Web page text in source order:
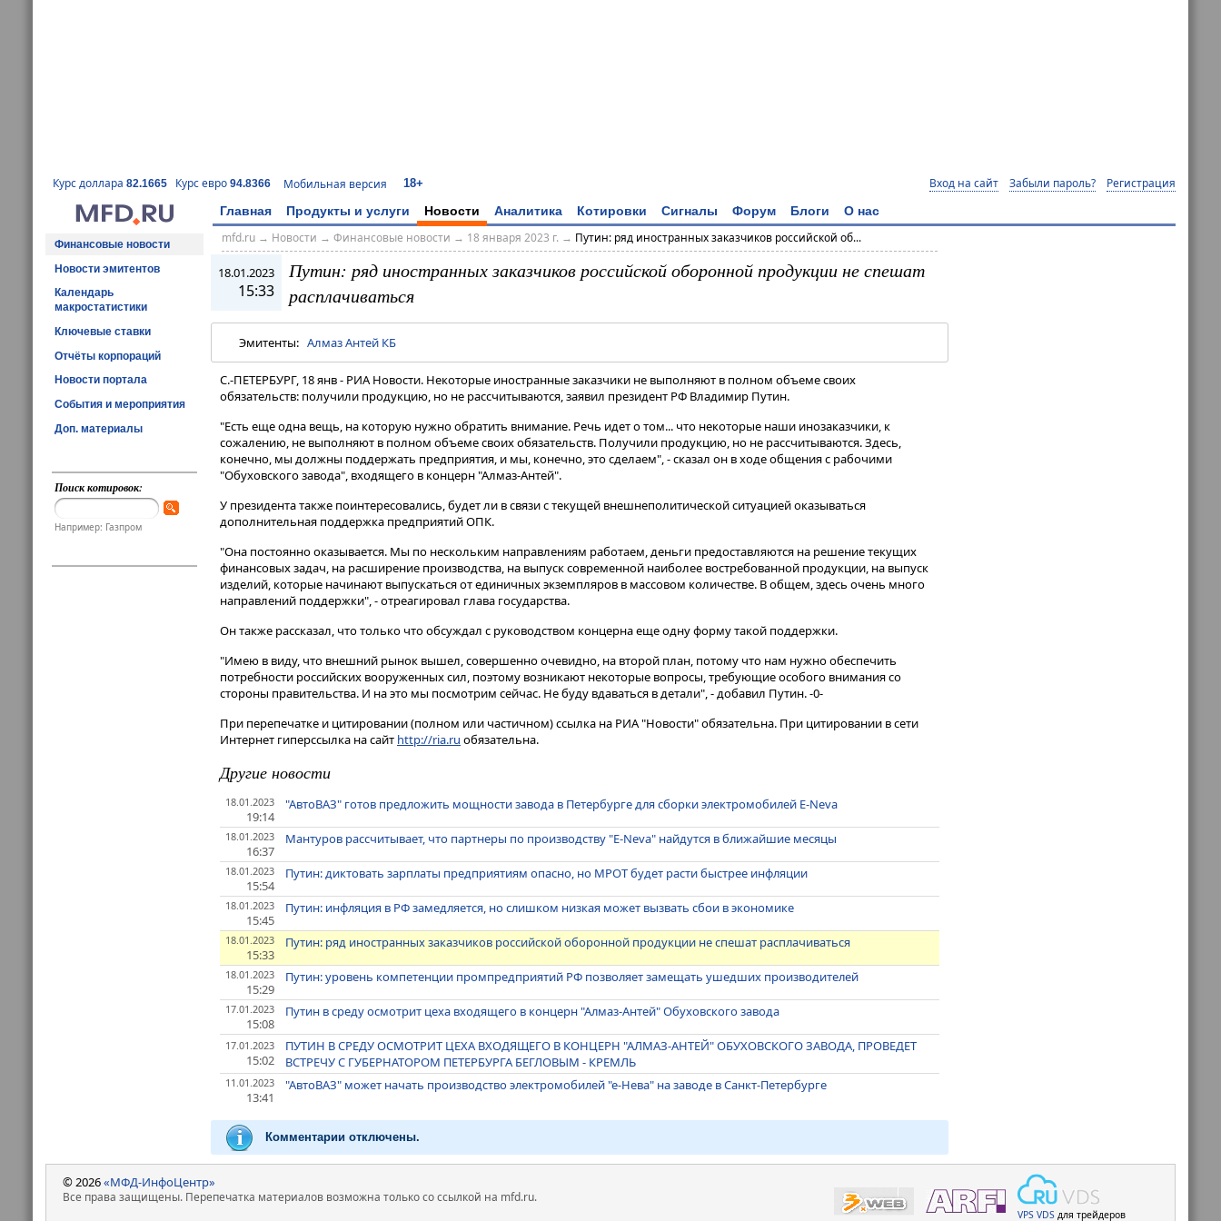
Курс доллара 82.1665 Курс евро 94.8366 Мобильная версия 18+ Вход на сайт Забыли пароль? Регистрация
Главная Продукты и услуги Новости Аналитика Котировки Сигналы Форум Блоги О нас
Финансовые новости
Новости эмитентов
Календарь
макростатистики
Ключевые ставки
Отчёты корпораций
Новости портала
События и мероприятия
Доп. материалы
Поиск котировок:
Например: Газпром
mfd.ru→ Новости → Финансовые новости → 18 января 2023 г. → Путин: ряд иностранных заказчиков российской об...
18.01.2023
15:33
Путин: ряд иностранных заказчиков российской оборонной продукции не спешат
расплачиваться
Эмитенты: Алмаз Антей КБ
С.-ПЕТЕРБУРГ, 18 янв - РИА Новости. Некоторые иностранные заказчики не выполняют в полном объеме своих
обязательств: получили продукцию, но не рассчитываются, заявил президент РФ Владимир Путин​​​.
"Есть еще одна вещь, на которую нужно обратить внимание. Речь идет о том... что некоторые наши инозаказчики, к
сожалению, не выполняют в полном объеме своих обязательств. Получили продукцию, но не рассчитываются. Здесь,
конечно, мы должны поддержать предприятия, и мы, конечно, это сделаем", - сказал он в ходе общения с рабочими
"Обуховского завода", входящего в концерн "Алмаз-Антей".
У президента также поинтересовались, будет ли в связи с текущей внешнеполитической ситуацией оказываться
дополнительная поддержка предприятий ОПК.
"Она постоянно оказывается. Мы по нескольким направлениям работаем, деньги предоставляются на решение текущих
финансовых задач, на расширение производства, на выпуск современной наиболее востребованной продукции, на выпуск
изделий, которые начинают выпускаться от единичных экземпляров в массовом количестве. В общем, здесь очень много
направлений поддержки", - отреагировал глава государства.
Он также рассказал, что только что обсуждал с руководством концерна еще одну форму такой поддержки.
"Имею в виду, что внешний рынок вышел, совершенно очевидно, на второй план, потому что нам нужно обеспечить
потребности российских вооруженных сил, поэтому возникают некоторые вопросы, требующие особого внимания со
стороны правительства. И на это мы посмотрим сейчас. Не буду вдаваться в детали", - добавил Путин. -0-
При перепечатке и цитировании (полном или частичном) ссылка на РИА "Новости" обязательна. При цитировании в сети
Интернет гиперссылка на сайт http://ria.ru обязательна.
Другие новости
18.01.2023
19:14
"АвтоВАЗ" готов предложить мощности завода в Петербурге для сборки электромобилей E-Neva
18.01.2023
16:37
Мантуров рассчитывает, что партнеры по производству "E-Neva" найдутся в ближайшие месяцы
18.01.2023
15:54
Путин: диктовать зарплаты предприятиям опасно, но МРОТ будет расти быстрее инфляции
18.01.2023
15:45
Путин: инфляция в РФ замедляется, но слишком низкая может вызвать сбои в экономике
18.01.2023
15:33
Путин: ряд иностранных заказчиков российской оборонной продукции не спешат расплачиваться
18.01.2023
15:29
Путин: уровень компетенции промпредприятий РФ позволяет замещать ушедших производителей
17.01.2023
15:08
Путин в среду осмотрит цеха входящего в концерн "Алмаз-Антей" Обуховского завода
17.01.2023
15:02
ПУТИН В СРЕДУ ОСМОТРИТ ЦЕХА ВХОДЯЩЕГО В КОНЦЕРН "АЛМАЗ-АНТЕЙ" ОБУХОВСКОГО ЗАВОДА, ПРОВЕДЕТ
ВСТРЕЧУ С ГУБЕРНАТОРОМ ПЕТЕРБУРГА БЕГЛОВЫМ - КРЕМЛЬ
11.01.2023
13:41
"АвтоВАЗ" может начать производство электромобилей "е-Нева" на заводе в Санкт-Петербурге
Комментарии отключены.
© 2026«МФД-ИнфоЦентр»
Все права защищены. Перепечатка материалов возможна только со ссылкой на mfd.ru.
VPS VDS для трейдеров